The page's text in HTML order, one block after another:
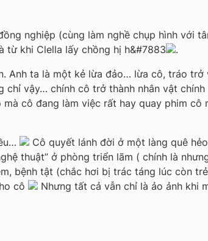
nghiệp (cùng làm nghề chụp hình với
từ khi Clella lấy chồng hị h&#7883
.
Anh ta là một kẻ lừa đảo… lừa cô, tráo trở
chỉ vậy… chính cô trở thành nhân vật
cô đang làm việc rất hay quay phim cô
Cô quyết lánh đời ở một làng quê
thuật” ở phòng triển lãm ( chính là
bệnh tật (chắc hơi bị trác táng lúc còn
cô
Nhưng tất cả vẫn chỉ là ảo ảnh khi